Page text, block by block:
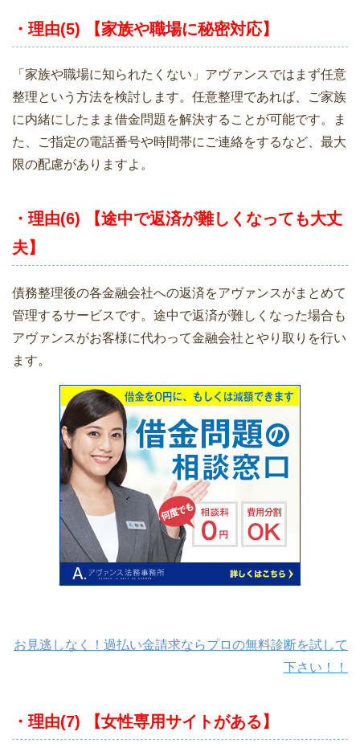
・理由(5) 【家族や職場に秘密対応】
「家族や職場に知られたくない」アヴァンスではまず任意
整理という方法を検討します。任意整理であれば、ご家族
に内緒にしたまま借金問題を解決することが可能です。ま
た、ご指定の電話番号や時間帯にご連絡をするなど、最大
限の配慮がありますよ。
・理由(6) 【途中で返済が難しくなっても大丈
夫】
債務整理後の各金融会社への返済をアヴァンスがまとめて
管理するサービスです。途中で返済が難しくなった場合も
アヴァンスがお客様に代わって金融会社とやり取りを行い
ます。
お見逃しなく！過払い金請求ならプロの無料診断を試して
下さい！！
・理由(7) 【女性専用サイトがある】